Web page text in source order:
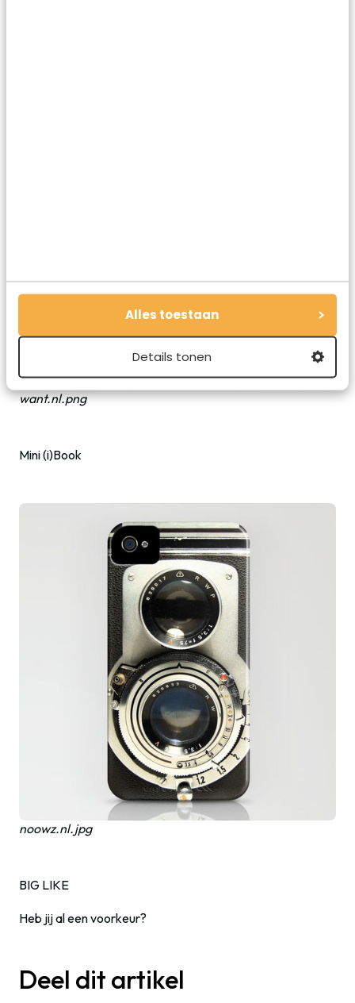
Alles toestaan
Details tonen
want.nl.png
Mini (i)Book
noowz.nl.jpg
BIG LIKE
Heb jij al een voorkeur?
Deel dit artikel